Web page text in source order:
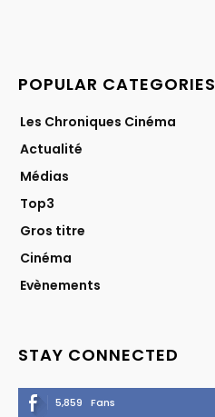
POPULAR CATEGORIES
Les Chroniques Cinéma
Actualité
Médias
Top3
Gros titre
Cinéma
Evènements
STAY CONNECTED
5,859 Fans